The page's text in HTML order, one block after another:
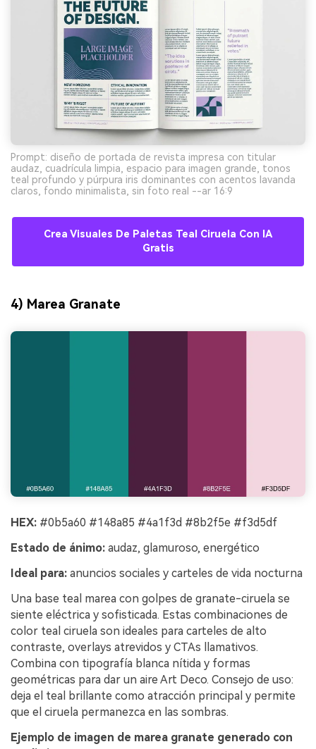
Prompt: diseño de portada de revista impresa con titular
audaz, cuadrícula limpia, espacio para imagen grande, tonos
teal profundo y púrpura iris dominantes con acentos lavanda
claros, fondo minimalista, sin foto real --ar 16:9
Crea Visuales De Paletas Teal Ciruela Con IA
Gratis
4) Marea Granate
HEX: #0b5a60 #148a85 #4a1f3d #8b2f5e #f3d5df
Estado de ánimo: audaz, glamuroso, energético
Ideal para: anuncios sociales y carteles de vida nocturna
Una base teal marea con golpes de granate-ciruela se
siente eléctrica y sofisticada. Estas combinaciones de
color teal ciruela son ideales para carteles de alto
contraste, overlays atrevidos y CTAs llamativos.
Combina con tipografía blanca nítida y formas
geométricas para dar un aire Art Deco. Consejo de uso:
deja el teal brillante como atracción principal y permite
que el ciruela permanezca en las sombras.
Ejemplo de imagen de marea granate generado con